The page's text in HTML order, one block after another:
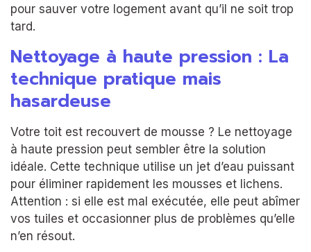
pour sauver votre logement avant qu’il ne soit trop
tard.
Nettoyage à haute pression : La
technique pratique mais
hasardeuse
Votre toit est recouvert de mousse ? Le nettoyage
à haute pression peut sembler être la solution
idéale. Cette technique utilise un jet d’eau puissant
pour éliminer rapidement les mousses et lichens.
Attention : si elle est mal exécutée, elle peut abîmer
vos tuiles et occasionner plus de problèmes qu’elle
n’en résout.